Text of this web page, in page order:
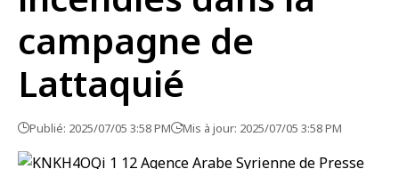
campagne de
Lattaquié
Publié: 2025/07/05 3:58 PM Mis à jour: 2025/07/05 3:58 PM